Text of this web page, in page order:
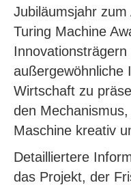
Jubiläumsjahr
Turing Machine
außergewöhnliche
Wirtschaft zu
den
Maschine kreativ
Detailliertere
das Projekt, der